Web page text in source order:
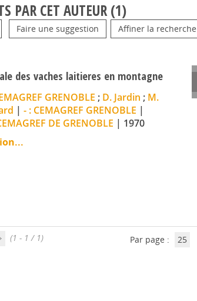
PAR CET AUTEUR (1)
Faire une suggestion Affiner la recherche
des vaches laitieres en montagne
GRENOBLE ; D. Jardin ; M.
| - : CEMAGREF GRENOBLE |
DE GRENOBLE | 1970
(1 - 1 / 1) Par page : 25